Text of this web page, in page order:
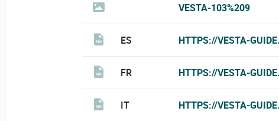
VESTA-103%209
ES HTTPS://VESTA-
FR HTTPS://VESTA-
IT HTTPS://VESTA-